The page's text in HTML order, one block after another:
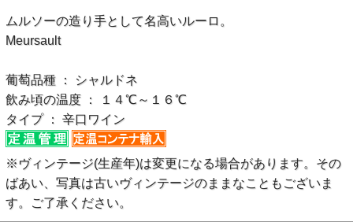
ムルソーの造り手として名高いルーロ。
Meursault
葡萄品種 ： シャルドネ
飲み頃の温度 ： １４℃～１６℃
タイプ ： 辛口ワイン
※ヴィンテージ(生産年)は変更になる場合があります。その
ばあい、写真は古いヴィンテージのままなこともございま
す。ご了承ください。